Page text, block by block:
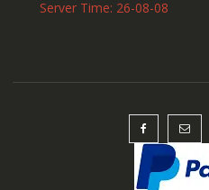
Server Time: 26-08-08